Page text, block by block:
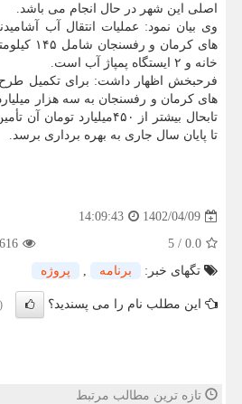
اصلی این شهر در حال انجام می باشد.
وی بیان نمود: عملیات انتقال آب
خانه و ۲ ایستگاه پمپاژ آب است.
فرحبخش اظهار داشت: برای تکمیل طرح
های کرمان و رفسنجان به سه هزار
تابحال بیشتر از
تا پایان سال جاری به بهره برداری برسد.
1402/04/09
14:09:43
0.0
/
5
616
تگهای خبر:
برنامه , پروژه
این مطلب نام را می پسندید؟ (0)
تازه ترین مطالب مرتبط